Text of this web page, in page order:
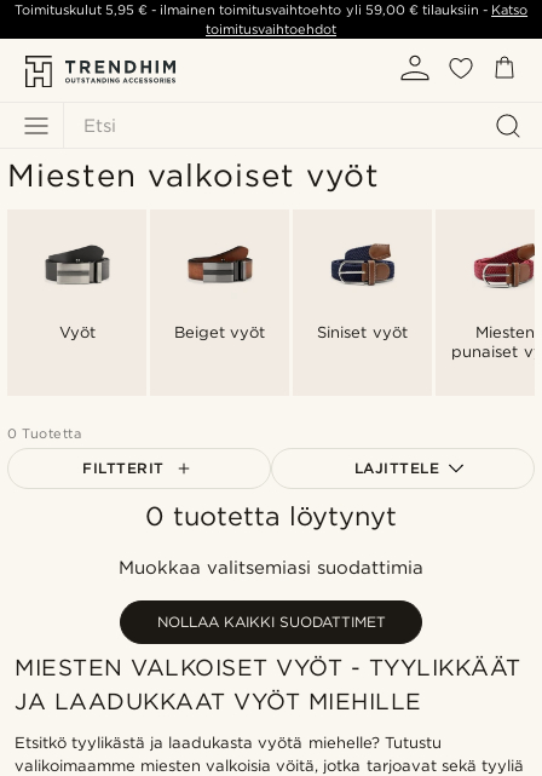
Etsi
Toimituskulut5,95 € - ilmainen toimitusvaihtoehto yli 59,00 €tilauksiin - Katso
toimitusvaihtoehdot
Miesten valkoiset vyöt
Vyöt Beiget vyöt Siniset vyöt
Miesten
punaiset
0 Tuotetta
FILTTERIT LAJITTELE
Suosituin
Kallein
0 tuotetta löytynyt
Muokkaa valitsemiasi suodattimia
NOLLAA KAIKKI SUODATTIMET
MIESTEN VALKOISET VYÖT - TYYLIKKÄÄT
JA LAADUKKAAT VYÖT MIEHILLE
Etsitkö tyylikästä ja laadukasta vyötä miehelle? Tutustu
valikoimaamme miesten valkoisia vöitä, jotka tarjoavat sekä tyyliä